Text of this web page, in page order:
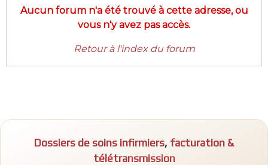
Aucun forum n'a été trouvé à cette adresse, ou
vous n'y avez pas accès.
Retour à l'index du forum
Dossiers de soins infirmiers, facturation &
télétransmission